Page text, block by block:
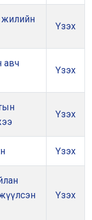
жилийн
Үзэх
авч
Үзэх
Үзэх
Үзэх
Үзэх